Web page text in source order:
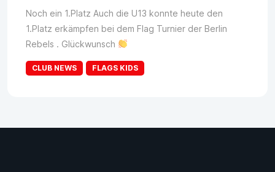
Noch ein 1.Platz Auch die U13 konnte heute den
1.Platz erkämpfen bei dem Flag Turnier der Berlin
Rebels . Glückwunsch
CLUB NEWS FLAGS KIDS